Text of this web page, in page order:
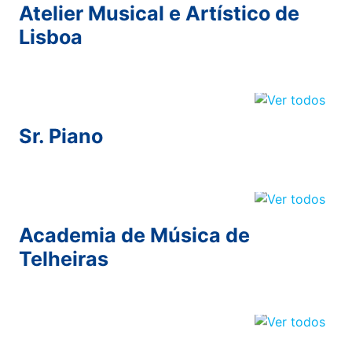
Atelier Musical e Artístico de
Lisboa
Sr. Piano
Academia de Música de
Telheiras